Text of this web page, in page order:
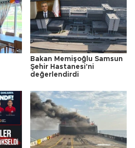
Bakan Memişoğlu Samsun
Şehir Hastanesi'ni
değerlendirdi